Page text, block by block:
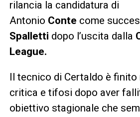
rilancia la candidatura di
Antonio Conte come
Spalletti dopo l’uscita dalla
League.
Il tecnico di Certaldo è
critica e tifosi dopo aver
obiettivo stagionale che